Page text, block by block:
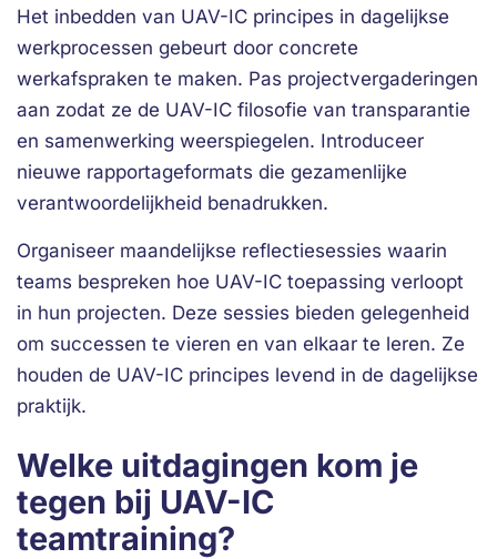
Het inbedden van UAV-IC principes in dagelijkse
werkprocessen gebeurt door concrete
werkafspraken te maken. Pas projectvergaderingen
aan zodat ze de UAV-IC filosofie van transparantie
en samenwerking weerspiegelen. Introduceer
nieuwe rapportageformats die gezamenlijke
verantwoordelijkheid benadrukken.
Organiseer maandelijkse reflectiesessies waarin
teams bespreken hoe UAV-IC toepassing verloopt
in hun projecten. Deze sessies bieden gelegenheid
om successen te vieren en van elkaar te leren. Ze
houden de UAV-IC principes levend in de dagelijkse
praktijk.
Welke uitdagingen kom je
tegen bij UAV-IC
teamtraining?